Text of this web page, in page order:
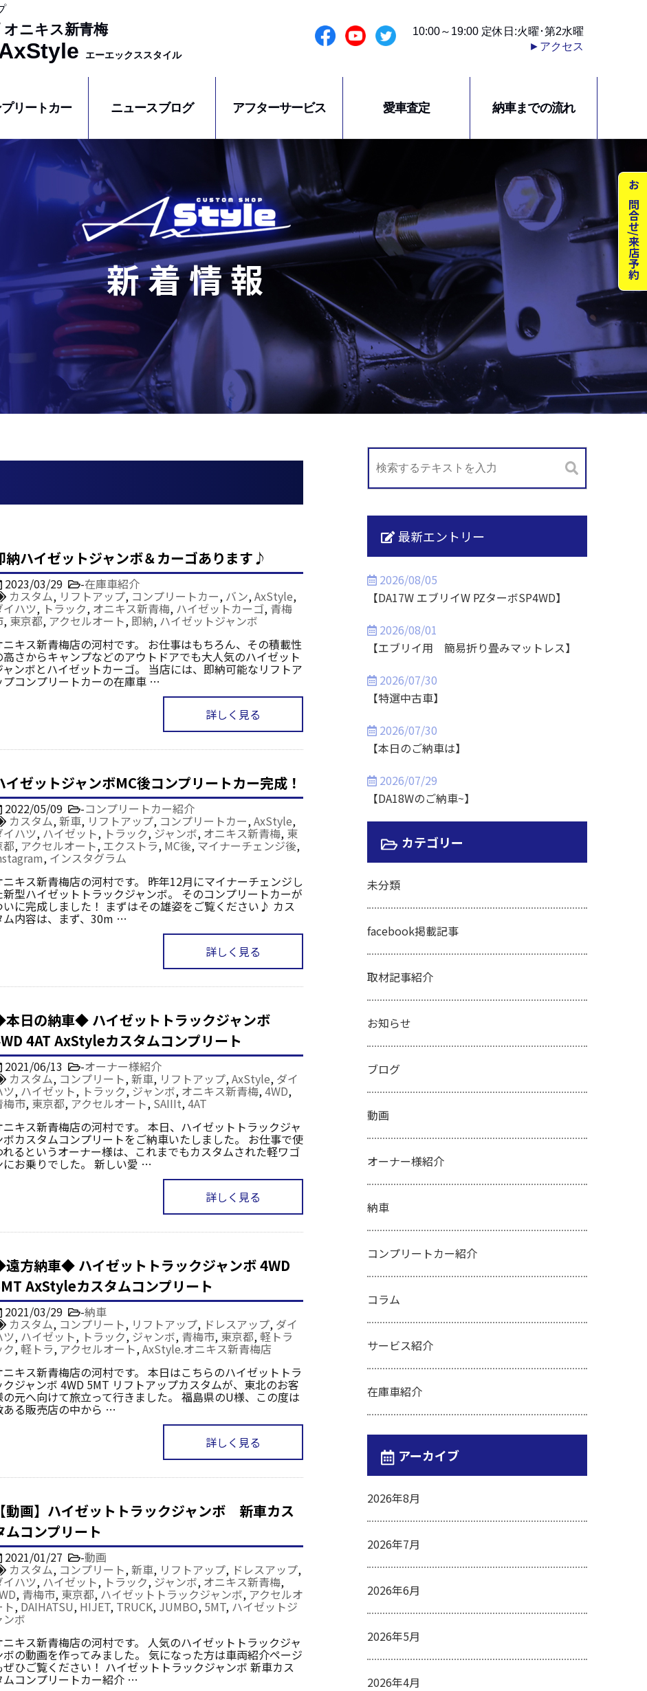
ニキス新青梅
エーエックススタイル
10:00～19:00 定休日:火曜･第2水曜
►アクセス
リートカー ニュースブログ アフターサービス 愛車査定 納車までの流れ
新着情報
納ハイゼットジャンボ＆カーゴあります♪
2023/03/29 -在庫車紹介
カスタム, リフトアップ, コンプリートカー, バン,AxStyle,
イハツ, トラック, オニキス新青梅, ハイゼットカーゴ, 青梅
, 東京都, アクセルオート,即納, ハイゼットジャンボ
ニキス新青梅店の河村です。 お仕事はもちろん、その積載性
高さからキャンプなどのアウトドアでも大人気のハイゼット
ャンボとハイゼットカーゴ。 当店には、即納可能なリフトア
プコンプリートカーの在庫車 …
詳しく見る
イゼットジャンボMC後コンプリートカー完成！
2022/05/09 -コンプリートカー紹介
カスタム,新車, リフトアップ, コンプリートカー,AxStyle,
イハツ, ハイゼット, トラック,ジャンボ, オニキス新青梅, 東
都, アクセルオート, エクストラ, MC後, マイナーチェンジ後,
, インスタグラム
ニキス新青梅店の河村です。 昨年12月にマイナーチェンジし
新型ハイゼットトラックジャンボ。 そのコンプリートカーが
いに完成しました！ まずはその雄姿をご覧ください♪ カス
ム内容は、まず、30m …
詳しく見る
日の納車◆ ハイゼットトラックジャンボ
4AT AxStyleカスタムコンプリート
2021/06/13 -オーナー様紹介
カスタム, コンプリート,新車, リフトアップ,AxStyle, ダイ
ツ, ハイゼット, トラック, ジャンボ, オニキス新青梅,4WD,
梅市, 東京都, アクセルオート, SAIIIt,4AT
ニキス新青梅店の河村です。 本日、ハイゼットトラックジャ
ボカスタムコンプリートをご納車いたしました。 お仕事で使
れるというオーナー様は、これまでもカスタムされた軽ワゴ
にお乗りでした。 新しい愛 …
詳しく見る
方納車◆ ハイゼットトラックジャンボ 4WD
AxStyleカスタムコンプリート
2021/03/29 -納車
カスタム, コンプリート, リフトアップ, ドレスアップ, ダイ
ツ, ハイゼット, トラック, ジャンボ, 青梅市, 東京都, 軽トラ
ク, 軽トラ, アクセルオート,AxStyle.オニキス新青梅店
ニキス新青梅店の河村です。 本日はこちらのハイゼットトラ
クジャンボ 4WD 5MT リフトアップカスタムが、東北のお客
の元へ向けて旅立って行きました。 福島県のU様、この度は
ある販売店の中から …
詳しく見る
【動画】ハイゼットトラックジャンボ 新車カス
ムコンプリート
2021/01/27 -動画
カスタム, コンプリート,新車, リフトアップ, ドレスアップ,
イハツ, ハイゼット, トラック,ジャンボ, オニキス新青梅,
, 青梅市, 東京都,ハイゼットトラックジャンボ, アクセルオ
ト, DAIHATSU, HIJET, TRUCK, JUMBO, 5MT, ハイゼットジ
ンボ
ニキス新青梅店の河村です。 人気のハイゼットトラックジャ
ボの動画を作ってみました。 気になった方は車両紹介ページ
ぜひご覧ください！ ハイゼットトラックジャンボ 新車カス
ムコンプリートカー紹介 …
最新エントリー
2026/08/05
【DA17W エブリイW PZターボSP4WD】
2026/08/01
【エブリイ用 簡易折り畳みマットレス】
2026/07/30
【特選中古車】
2026/07/30
【本日のご納車は】
2026/07/29
【DA18Wのご納車~】
カテゴリー
未分類
facebook掲載記事
取材記事紹介
お知らせ
ブログ
動画
オーナー様紹介
納車
コンプリートカー紹介
コラム
サービス紹介
在庫車紹介
アーカイブ
2026年8月
2026年7月
2026年6月
2026年5月
2026年4月
お問合せ/来店予約